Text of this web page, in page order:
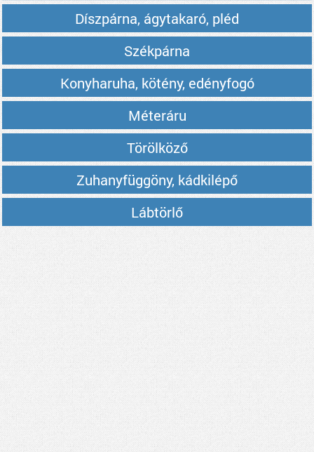
Díszpárna, ágytakaró, pléd
Székpárna
Konyharuha, kötény, edényfogó
Méteráru
Törölköző
Zuhanyfüggöny, kádkilépő
Lábtörlő